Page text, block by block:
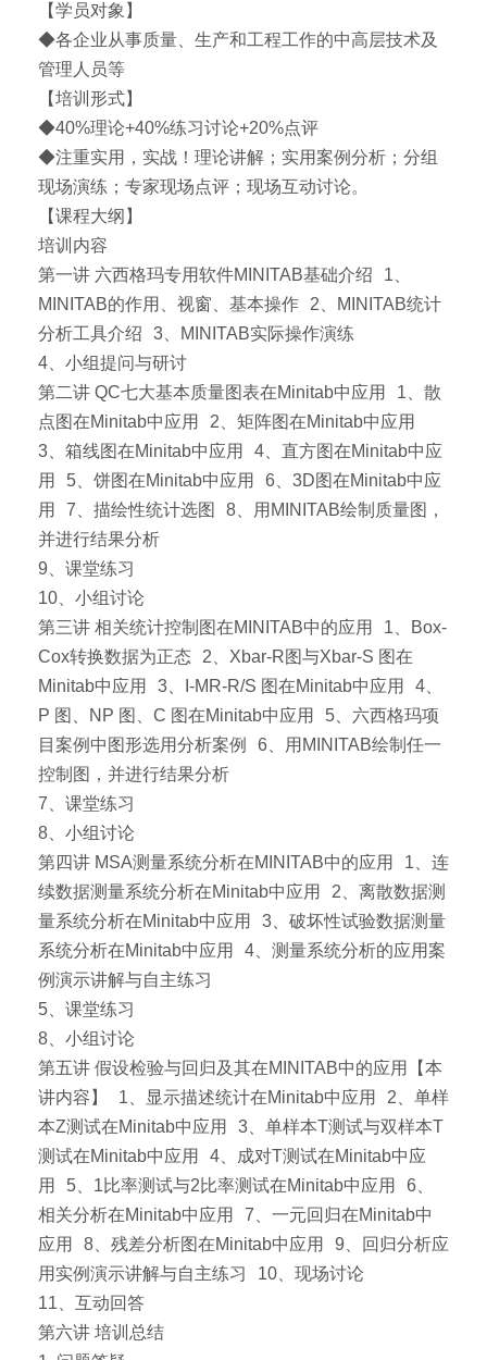
【学员对象】
◆各企业从事质量、生产和工程工作的中高层技术及
管理人员等
【培训形式】
◆40%理论+40%练习讨论+20%点评
◆注重实用，实战！理论讲解；实用案例分析；分组
现场演练；专家现场点评；现场互动讨论。
【课程大纲】
培训内容
第一讲 六西格玛专用软件MINITAB基础介绍 1、
MINITAB的作用、视窗、基本操作 2、MINITAB统计
分析工具介绍 3、MINITAB实际操作演练
4、小组提问与研讨
第二讲 QC七大基本质量图表在Minitab中应用 1、散
点图在Minitab中应用 2、矩阵图在Minitab中应用
3、箱线图在Minitab中应用 4、直方图在Minitab中应
用 5、饼图在Minitab中应用 6、3D图在Minitab中应
用 7、描绘性统计选图 8、用MINITAB绘制质量图，
并进行结果分析
9、课堂练习
10、小组讨论
第三讲 相关统计控制图在MINITAB中的应用 1、Box-
Cox转换数据为正态 2、Xbar-R图与Xbar-S 图在
Minitab中应用 3、I-MR-R/S 图在Minitab中应用 4、
P 图、NP 图、C 图在Minitab中应用 5、六西格玛项
目案例中图形选用分析案例 6、用MINITAB绘制任一
控制图，并进行结果分析
7、课堂练习
8、小组讨论
第四讲 MSA测量系统分析在MINITAB中的应用 1、连
续数据测量系统分析在Minitab中应用 2、离散数据测
量系统分析在Minitab中应用 3、破坏性试验数据测量
系统分析在Minitab中应用 4、测量系统分析的应用案
例演示讲解与自主练习
5、课堂练习
8、小组讨论
第五讲 假设检验与回归及其在MINITAB中的应用【本
讲内容】 1、显示描述统计在Minitab中应用 2、单样
本Z测试在Minitab中应用 3、单样本T测试与双样本T
测试在Minitab中应用 4、成对T测试在Minitab中应
用 5、1比率测试与2比率测试在Minitab中应用 6、
相关分析在Minitab中应用 7、一元回归在Minitab中
应用 8、残差分析图在Minitab中应用 9、回归分析应
用实例演示讲解与自主练习 10、现场讨论
11、互动回答
第六讲 培训总结